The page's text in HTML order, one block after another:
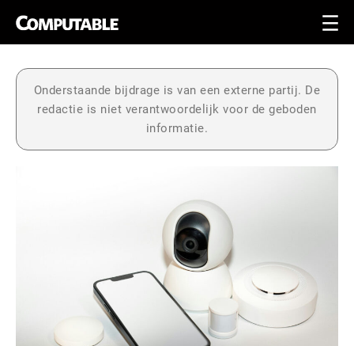
Onderstaande bijdrage is van een externe partij. De
redactie is niet verantwoordelijk voor de geboden
informatie.